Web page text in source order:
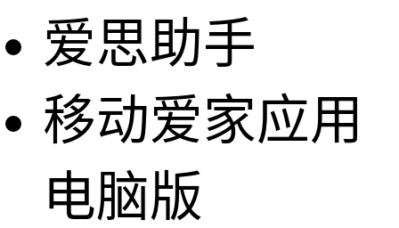
爱思助手
移动爱家应用
电脑版